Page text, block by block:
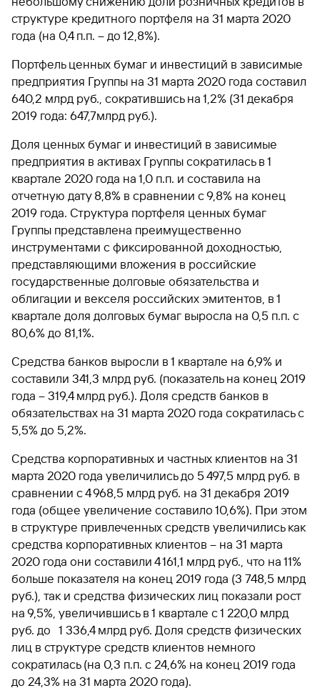
структуре кредитного портфеля на 31 марта 2020
года (на 0,4 п.п. – до 12,8%).
Портфель ценных бумаг и инвестиций в зависимые
предприятия Группы на 31 марта 2020 года составил
640,2 млрд руб., сократившись на 1,2% (31 декабря
2019 года: 647,7млрд руб.).
Доля ценных бумаг и инвестиций в зависимые
предприятия в активах Группы сократилась в 1
квартале 2020 года на 1,0 п.п. и составила на
отчетную дату 8,8% в сравнении с 9,8% на конец
2019 года. Структура портфеля ценных бумаг
Группы представлена преимущественно
инструментами с фиксированной доходностью,
представляющими вложения в российские
государственные долговые обязательства и
облигации и векселя российских эмитентов, в 1
квартале доля долговых бумаг выросла на 0,5 п.п. с
80,6% до 81,1%.
Средства банков выросли в 1 квартале на 6,9% и
составили 341,3 млрд руб. (показатель на конец 2019
года – 319,4 млрд руб.). Доля средств банков в
обязательствах на 31 марта 2020 года сократилась с
5,5% до 5,2%.
Средства корпоративных и частных клиентов на 31
марта 2020 года увеличились до 5 497,5 млрд руб. в
сравнении с 4 968,5 млрд руб. на 31 декабря 2019
года (общее увеличение составило 10,6%). При этом
в структуре привлеченных средств увеличились как
средства корпоративных клиентов – на 31 марта
2020 года они составили 4 161,1 млрд руб., что на 11%
больше показателя на конец 2019 года (3 748,5 млрд
руб.), так и средства физических лиц показали рост
на 9,5%, увеличившись в 1 квартале с 1 220,0 млрд
руб. до 1 336,4 млрд руб. Доля средств физических
лиц в структуре средств клиентов немного
сократилась (на 0,3 п.п. с 24,6% на конец 2019 года
до 24,3% на 31 марта 2020 года).